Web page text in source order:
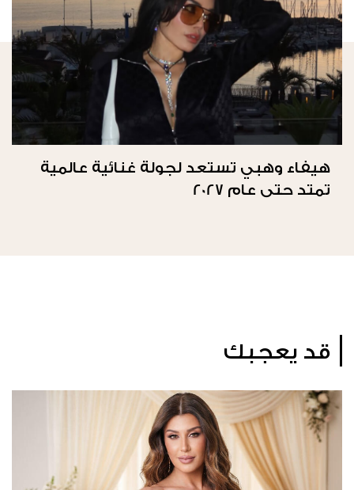
هيفاء وهبي تستعد لجولة غنائية عالمية
تمتد حتى عام 2027
قد يعجبك